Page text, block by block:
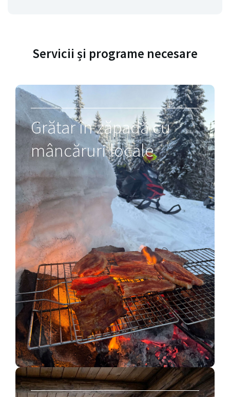
Servicii și programe necesare
Grătar în zăpadă cu
mâncăruri locale